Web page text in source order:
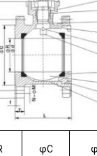
φC